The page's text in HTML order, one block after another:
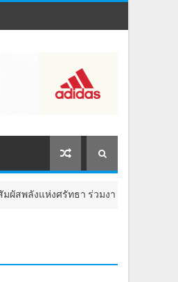
ธา ร่วมงาน "ห่มผ้าหลวงปู่ทวด ครั้งที่ 13